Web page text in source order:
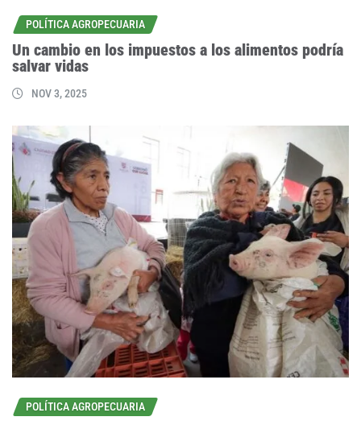
POLÍTICA AGROPECUARIA
Un cambio en los impuestos a los alimentos podría
salvar vidas
NOV 3, 2025
POLÍTICA AGROPECUARIA